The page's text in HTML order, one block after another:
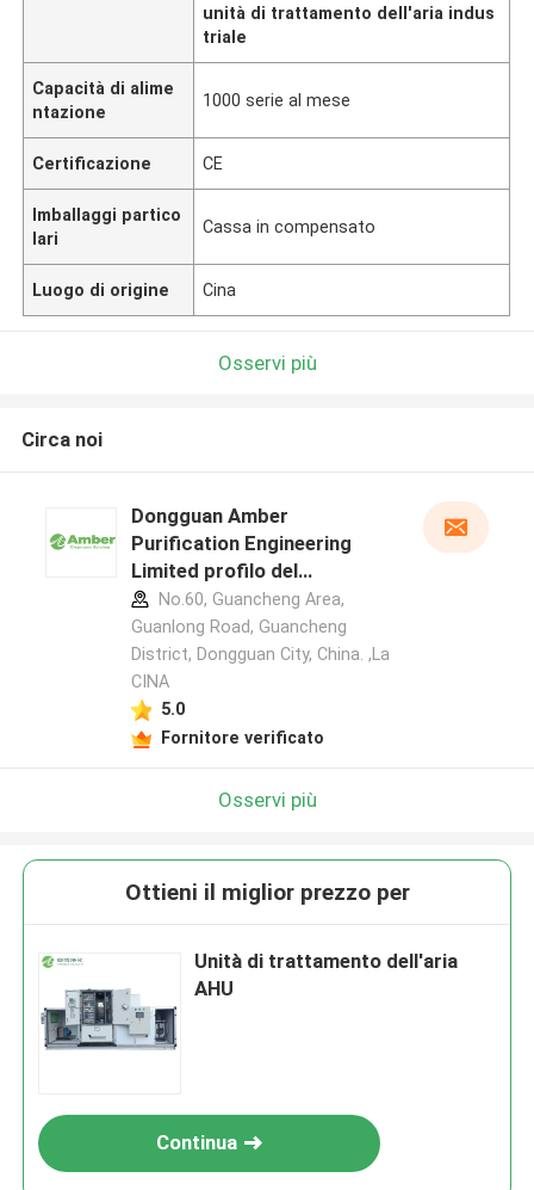
unità di trattamento dell'aria indus
triale
Capacità di alime
ntazione
1000 serie al mese
Certificazione CE
Imballaggi partico
lari
Cassa in compensato
Luogo di origine Cina
Osservi più
Circa noi
Dongguan Amber
Purification Engineering
Limited profilo del
produttore
No.60, Guancheng Area,
Guanlong Road, Guancheng
District, Dongguan City, China. ,La
CINA
5.0
Fornitore verificato
Osservi più
Ottieni il miglior prezzo per
Unità di trattamento dell'aria
AHU
Continua